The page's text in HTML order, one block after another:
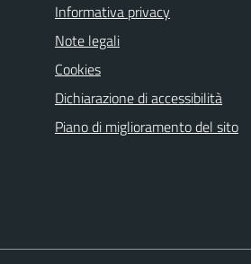
Informativa privacy
Note legali
Cookies
Dichiarazione di accessibilità
Piano di miglioramento del sito